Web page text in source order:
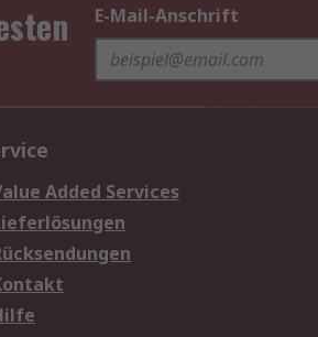
E-Mail-Anschrift
Added Services